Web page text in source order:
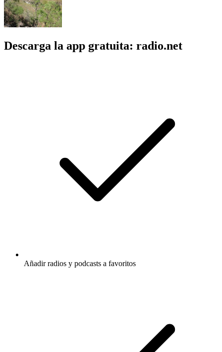
Descarga la app gratuita: radio.net
Añadir radios y podcasts a favoritos